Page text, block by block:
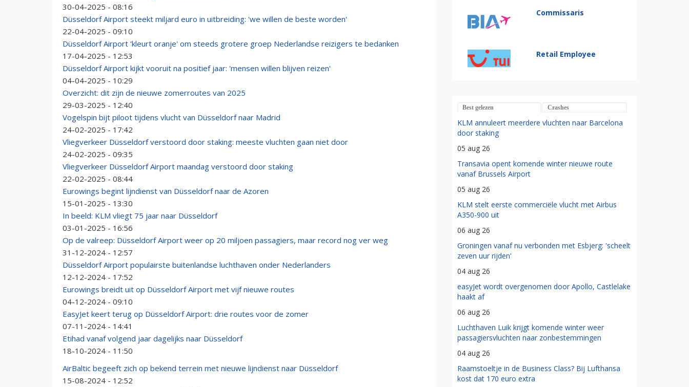
30-04-2025 - 08:16
Düsseldorf Airport steekt miljard euro in uitbreiding: 'we willen de beste worden'
22-04-2025 - 09:10
Düsseldorf Airport 'kleurt oranje' om steeds grotere groep Nederlandse reizigers te bedanken
17-04-2025 - 12:53
Düsseldorf Airport kijkt vooruit na positief jaar: 'mensen willen blijven reizen'
04-04-2025 - 10:29
Overzicht: dit zijn de nieuwe zomerroutes van 2025
29-03-2025 - 12:40
Vogelspin bijt piloot tijdens vlucht van Düsseldorf naar Madrid
24-02-2025 - 17:42
Vliegverkeer Düsseldorf verstoord door staking: meeste vluchten gaan niet door
24-02-2025 - 09:35
Vliegverkeer Düsseldorf Airport maandag verstoord door staking
22-02-2025 - 08:44
Eurowings begint lijndienst van Düsseldorf naar de Azoren
15-01-2025 - 13:30
In beeld: KLM vliegt 75 jaar naar Düsseldorf
03-01-2025 - 16:56
Op de valreep: Düsseldorf Airport weer op 20 miljoen passagiers, maar record nog ver weg
31-12-2024 - 12:57
Düsseldorf Airport populairste buitenlandse luchthaven onder Nederlanders
12-12-2024 - 17:52
Eurowings breidt uit op Düsseldorf Airport met vijf nieuwe routes
04-12-2024 - 09:10
EasyJet keert terug op Düsseldorf Airport: drie routes voor de zomer
07-11-2024 - 14:41
Etihad vanaf volgend jaar dagelijks naar Düsseldorf
18-10-2024 - 11:50
AirBaltic begeeft zich op bekend terrein met nieuwe lijndienst naar Düsseldorf
15-08-2024 - 12:52
Commissaris
Retail Employee
Best gelezen Crashes
KLM annuleert meerdere vluchten naar Barcelona
door staking
05 aug 26
Transavia opent komende winter nieuwe route
vanaf Brussels Airport
05 aug 26
KLM stelt eerste commerciële vlucht met Airbus
A350-900 uit
06 aug 26
Groningen vanaf nu verbonden met Esbjerg: 'scheelt
zeven uur rijden'
04 aug 26
easyJet wordt overgenomen door Apollo, Castlelake
haakt af
06 aug 26
Luchthaven Luik krijgt komende winter weer
passagiersvluchten naar zonbestemmingen
04 aug 26
Raamstoeltje in de Business Class? Bij Lufthansa
kost dat 170 euro extra